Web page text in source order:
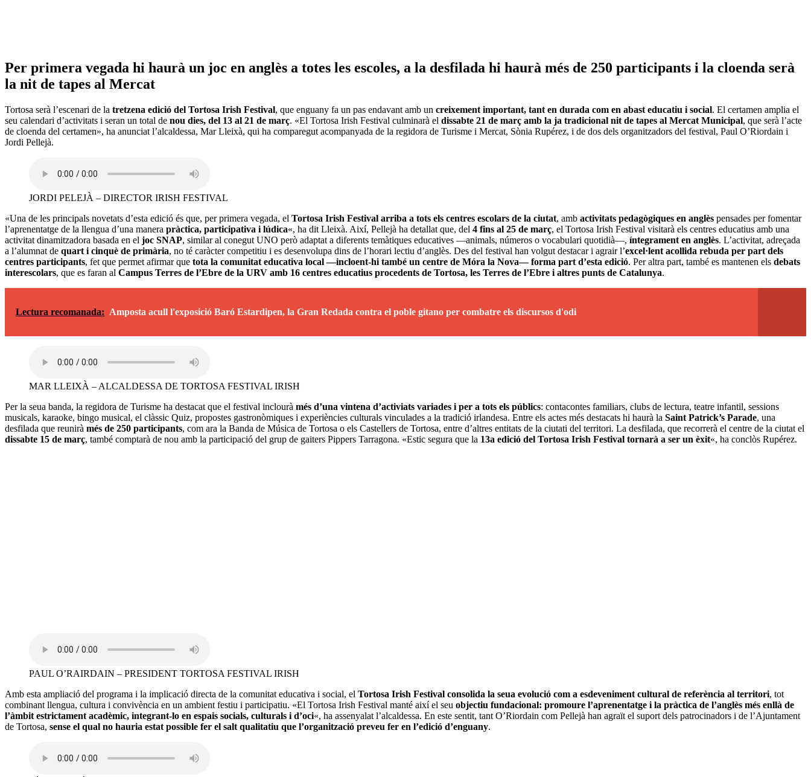
Per primera vegada hi haurà un joc en anglès a totes les escoles, a la desfilada hi haurà més de 250 participants i la cloenda serà
la nit de tapes al Mercat
Tortosa serà l’escenari de la tretzena edició del Tortosa Irish Festival, que enguany fa un pas endavant amb un creixement important, tant en durada com en abast educatiu i social. El certamen amplia el
seu calendari d’activitats i seran un total de nou dies, del 13 al 21 de març. «El Tortosa Irish Festival culminarà el dissabte 21 de març amb la ja tradicional nit de tapes al Mercat Municipal, que serà l’acte
de cloenda del certamen», ha anunciat l’alcaldessa, Mar Lleixà, qui ha comparegut acompanyada de la regidora de Turisme i Mercat, Sònia Rupérez, i de dos dels organitzadors del festival, Paul O’Riordain i
Jordi Pellejà.
JORDI PELEJÀ – DIRECTOR IRISH FESTIVAL
«Una de les principals novetats d’esta edició és que, per primera vegada, el Tortosa Irish Festival arriba a tots els centres escolars de la ciutat, amb activitats pedagògiques en anglès pensades per fomentar
l’aprenentatge de la llengua d’una manera pràctica, participativa i lúdica«, ha dit Lleixà. Així, Pellejà ha detallat que, del 4 fins al 25 de març, el Tortosa Irish Festival visitarà els centres educatius amb una
activitat dinamitzadora basada en el joc SNAP, similar al conegut UNO però adaptat a diferents temàtiques educatives —animals, números o vocabulari quotidià—, íntegrament en anglès. L’activitat, adreçada
a l’alumnat de quart i cinquè de primària, no té caràcter competitiu i es desenvolupa dins de l’horari lectiu d’anglès. Des del festival han volgut destacar i agrair l’excel·lent acollida rebuda per part dels
centres participants, fet que permet afirmar que tota la comunitat educativa local —incloent-hi també un centre de Móra la Nova— forma part d’esta edició. Per altra part, també es mantenen els debats
interescolars, que es faran al Campus Terres de l’Ebre de la URV amb 16 centres educatius procedents de Tortosa, les Terres de l’Ebre i altres punts de Catalunya.
Lectura recomanada: Amposta acull l'exposició Baró Estardipen, la Gran Redada contra el poble gitano per combatre els discursos d'odi
MAR LLEIXÀ – ALCALDESSA DE TORTOSA FESTIVAL IRISH
Per la seua banda, la regidora de Turisme ha destacat que el festival inclourà més d’una vintena d’activiats variades i per a tots els públics: contacontes familiars, clubs de lectura, teatre infantil, sessions
musicals, karaoke, bingo musical, el clàssic Quiz, propostes gastronòmiques i experiències culturals vinculades a la tradició irlandesa. Entre els actes més destacats hi haurà la Saint Patrick’s Parade, una
desfilada que reunirà més de 250 participants, com ara la Banda de Música de Tortosa o els Castellers de Tortosa, entre d’altres entitats de la ciutati del territori. La desfilada, que recorrerà el centre de la ciutat el
dissabte 15 de març, també comptarà de nou amb la participació del grup de gaiters Pippers Tarragona. «Estic segura que la 13a edició del Tortosa Irish Festival tornarà a ser un èxit«, ha conclòs Rupérez.
PAUL O’RAIRDAIN – PRESIDENT TORTOSA FESTIVAL IRISH
Amb esta ampliació del programa i la implicació directa de la comunitat educativa i social, el Tortosa Irish Festival consolida la seua evolució com a esdeveniment cultural de referència al territori, tot
combinant llengua, cultura i convivència en un ambient festiu i participatiu. «El Tortosa Irish Festival manté així el seu objectiu fundacional: promoure l’aprenentatge i la pràctica de l’anglès més enllà de
l’àmbit estrictament acadèmic, integrant-lo en espais socials, culturals i d’oci«, ha assenyalat l’alcaldessa. En este sentit, tant O’Riordain com Pellejà han agraït el suport dels patrocinadors i de l’Ajuntament
de Tortosa, sense el qual no hauria estat possible fer el salt qualitatiu que l’organització preveu fer en l’edició d’enguany.